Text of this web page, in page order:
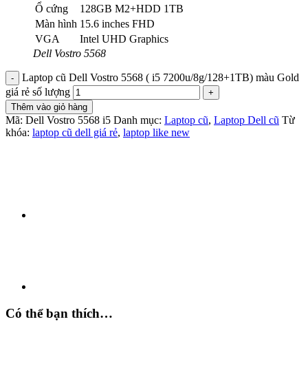
Ổ cứng
128GB M2+HDD 1TB
Màn hình 15.6 inches FHD
VGA
Intel UHD Graphics
Dell Vostro 5568
Laptop cũ Dell Vostro 5568 ( i5 7200u/8g/128+1TB) màu Gold
giá rẻ số lượng
Thêm vào giỏ hàng
Mã: Dell Vostro 5568 i5 Danh mục: Laptop cũ, Laptop Dell cũ Từ
khóa: laptop cũ dell giá rẻ, laptop like new
Có thể bạn thích…